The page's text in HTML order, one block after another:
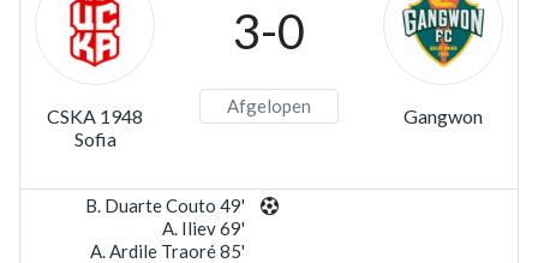
CSKA 1948
Sofia
3-0
Afgelopen Gangwon
B. Duarte Couto 49'
A. Iliev 69'
A. Ardile Traoré 85'